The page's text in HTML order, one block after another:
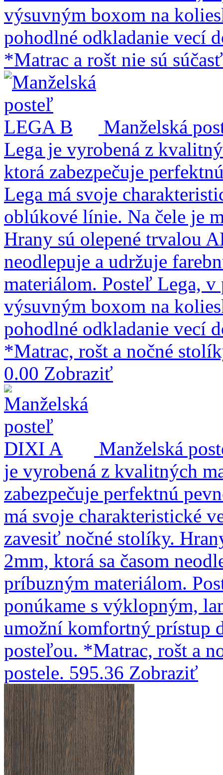
výsuvným boxom na
pohodlné odkladanie vecí
*Matrac a rošt nie sú
Manželská
Lega je vyrobená z
ktorá zabezpečuje
Lega má svoje
oblúkové línie. Na čele je
Hrany sú olepené trvalou
neodlepuje a udržuje
materiálom. Posteľ Lega, v
výsuvným boxom na
pohodlné odkladanie vecí
*Matrac, rošt a nočné
0.00 Zobraziť
Manželská
je vyrobená z kvalitných
zabezpečuje perfektnú
má svoje charakteristické
zavesiť nočné stolíky.
2mm, ktorá sa časom
príbuzným materiálom.
ponúkame s výklopným,
umožní komfortný prístup
posteľou. *Matrac, rošt a
postele. 595.36 Zobraziť